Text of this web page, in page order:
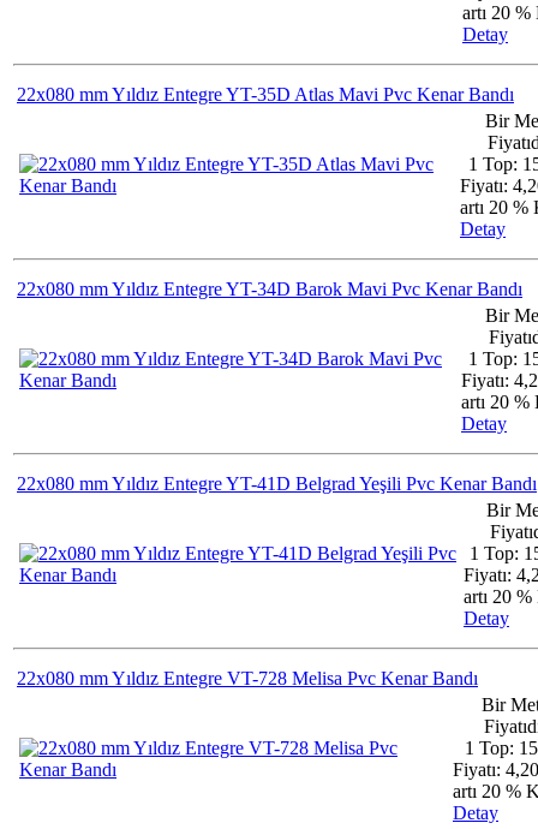
artı 20
Detay
22x080 mm Yıldız Entegre YT-35D Atlas Mavi Pvc Kenar Bandı
Bir
1 Top:
Fiyatı:
artı 20
Detay
22x080 mm Yıldız Entegre YT-34D Barok Mavi Pvc Kenar Bandı
Bir
1 Top:
Fiyatı:
artı 20
Detay
22x080 mm Yıldız Entegre YT-41D Belgrad Yeşili Pvc Kenar Bandı
Bir
1 Top:
Fiyatı:
artı 20
Detay
22x080 mm Yıldız Entegre VT-728 Melisa Pvc Kenar Bandı
Bir
1 Top:
Fiyatı:
artı 20 %
Detay